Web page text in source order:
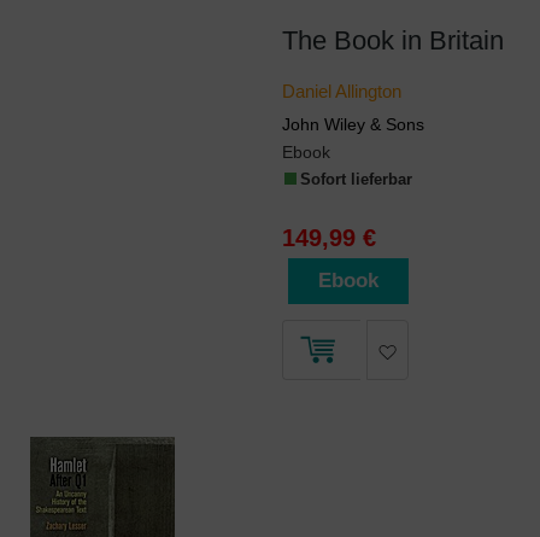
The Book in Britain
Daniel Allington
John Wiley & Sons
Ebook
Sofort lieferbar
149,99 €
Ebook